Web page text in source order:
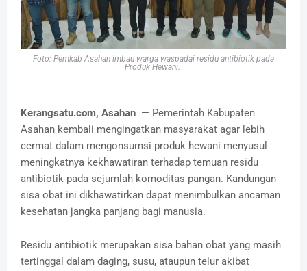
Foto: Pemkab Asahan imbau warga waspadai residu antibiotik pada
Produk Hewani.
Kerangsatu.com, Asahan — Pemerintah Kabupaten
Asahan kembali mengingatkan masyarakat agar lebih
cermat dalam mengonsumsi produk hewani menyusul
meningkatnya kekhawatiran terhadap temuan residu
antibiotik pada sejumlah komoditas pangan. Kandungan
sisa obat ini dikhawatirkan dapat menimbulkan ancaman
kesehatan jangka panjang bagi manusia.
Residu antibiotik merupakan sisa bahan obat yang masih
tertinggal dalam daging, susu, ataupun telur akibat